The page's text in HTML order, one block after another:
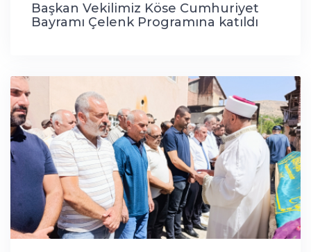
Başkan Vekilimiz Köse Cumhuriyet
Bayramı Çelenk Programına katıldı